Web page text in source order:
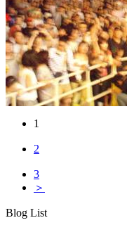
1
2
3
＞
Blog List